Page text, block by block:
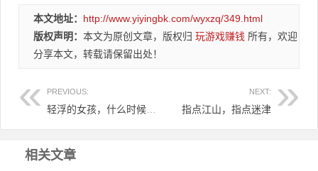
本文地址： http://www.yiyingbk.com/wyxzq/349.html
版权声明： 本文为原创文章，版权归 玩游戏赚钱 所有，欢迎
分享本文，转载请保留出处！
PREVIOUS: NEXT:
指点江山，指点迷津
相关文章